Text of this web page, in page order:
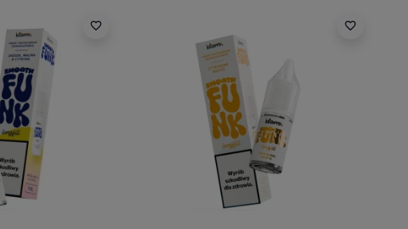
favorite_border favorite_border